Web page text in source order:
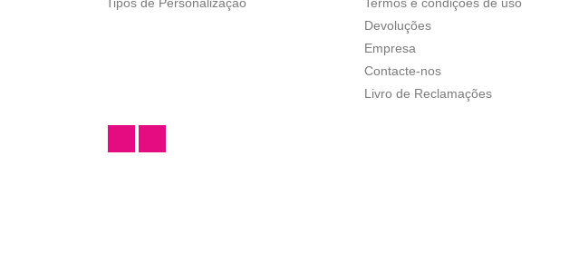
Devoluções
Empresa
Contacte-nos
Livro de Reclamações